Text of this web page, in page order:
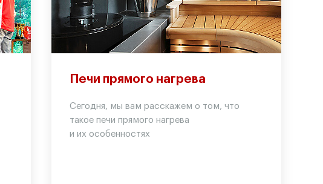
Печи прямого нагрева
Сегодня, мы вам расскажем о том, что
такое печи прямого нагрева
и их особенностях